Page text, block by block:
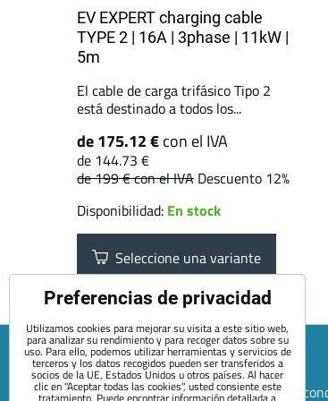
EV EXPERT charging cable
TYPE 2 | 16A | 3phase | 11kW |
5m
El cable de carga trifásico Tipo 2
está destinado a todos los...
de 175.12 €con el IVA
de 144.73 €
de 199 €con el IVA Descuento 12%
Disponibilidad: En stock
Seleccione una variante
Mapa de la página web Términos y
Preferencias de privacidad
Utilizamos cookies para mejorar su visita a este sitio web,
para analizar su rendimiento y para recoger datos sobre su
uso. Para ello, podemos utilizar herramientas y servicios de
terceros y los datos recogidos pueden ser transferidos a
socios de la UE, Estados Unidos u otros países. Al hacer
clic en "Aceptar todas las cookies", usted consiente este